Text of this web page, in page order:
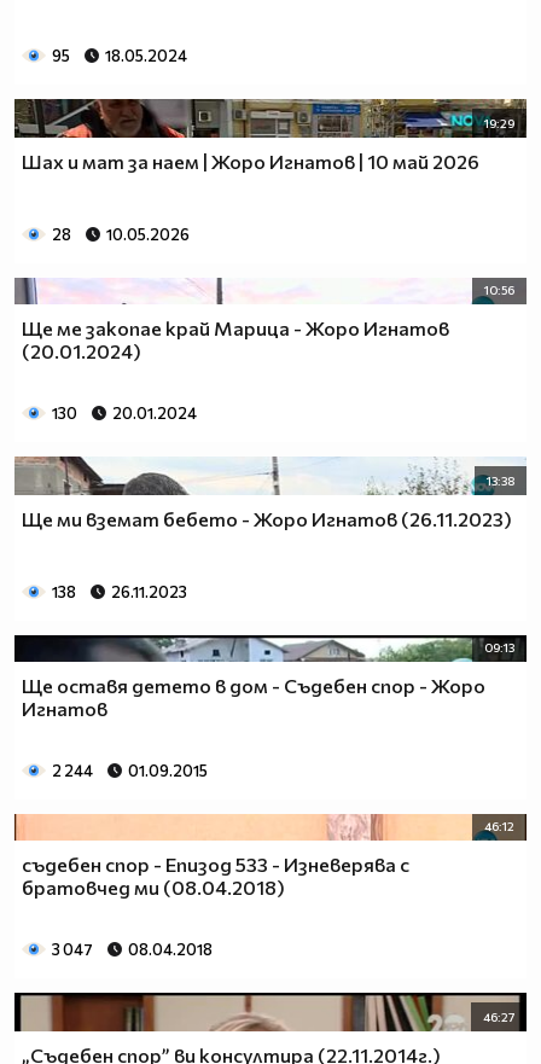
95 18.05.2024
19:29
Шах и мат за наем | Жоро Игнатов | 10 май 2026
28 10.05.2026
10:56
Ще ме закопае край Марица - Жоро Игнатов
(20.01.2024)
130 20.01.2024
13:38
Ще ми вземат бебето - Жоро Игнатов (26.11.2023)
138 26.11.2023
09:13
Ще оставя детето в дом - Съдебен спор - Жоро
Игнатов
2 244 01.09.2015
46:12
съдебен спор - Епизод 533 - Изневерява с
братовчед ми (08.04.2018)
3 047 08.04.2018
46:27
„Съдебен спор” ви консултира (22.11.2014г.)